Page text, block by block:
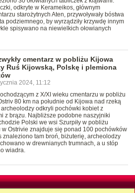
odkryte w Kerameikos, głównym
starożytnych Aten, przywoływały bóstwa
podziemnego, by wyrządziły krzywdę innym
spisywano na niewielkich ołowianych
cmentarz w pobliżu Kijowa
Ruś Kijowską, Polskę i plemiona
2024, 11:12
z X/XI wieku cmentarzu w pobliżu
80 km na południe od Kijowa nad rzeką
archeolodzy odkryli pochówki kobiet z
z brązu. Najbliższe podobne naszyjniki
Polski we wsi Szurpiły w pobliżu
Ostrivie znajduje się ponad 100 pochówków
znaleziono tam broń, biżuterię, archeolodzy
w drewnianych trumnach, a u stóp
wiadra.